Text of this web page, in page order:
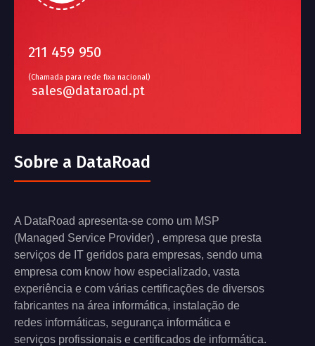
211 459 950
(Chamada para rede fixa nacional)
sales@dataroad.pt
Sobre a DataRoad
A DataRoad apresenta-se como um MSP
(Managed Service Provider) , empresa que presta
serviços de IT geridos para empresas, sendo uma
empresa com know how especializado, vasta
experiência e com várias certificações de diversos
fabricantes na área informática, instalação de
redes informáticas, segurança informática e
serviços profissionais e certificados de informática.